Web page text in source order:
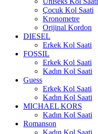
Çocuk Kol Saati
Kronometre
Orijinal Kordon
DIESEL
Erkek Kol Saati
FOSSIL
Erkek Kol Saati
Kadın Kol Saati
Guess
Erkek Kol Saati
Kadın Kol Saati
MICHAEL KORS
Kadın Kol Saati
Romanson
Kadın Kol Saati